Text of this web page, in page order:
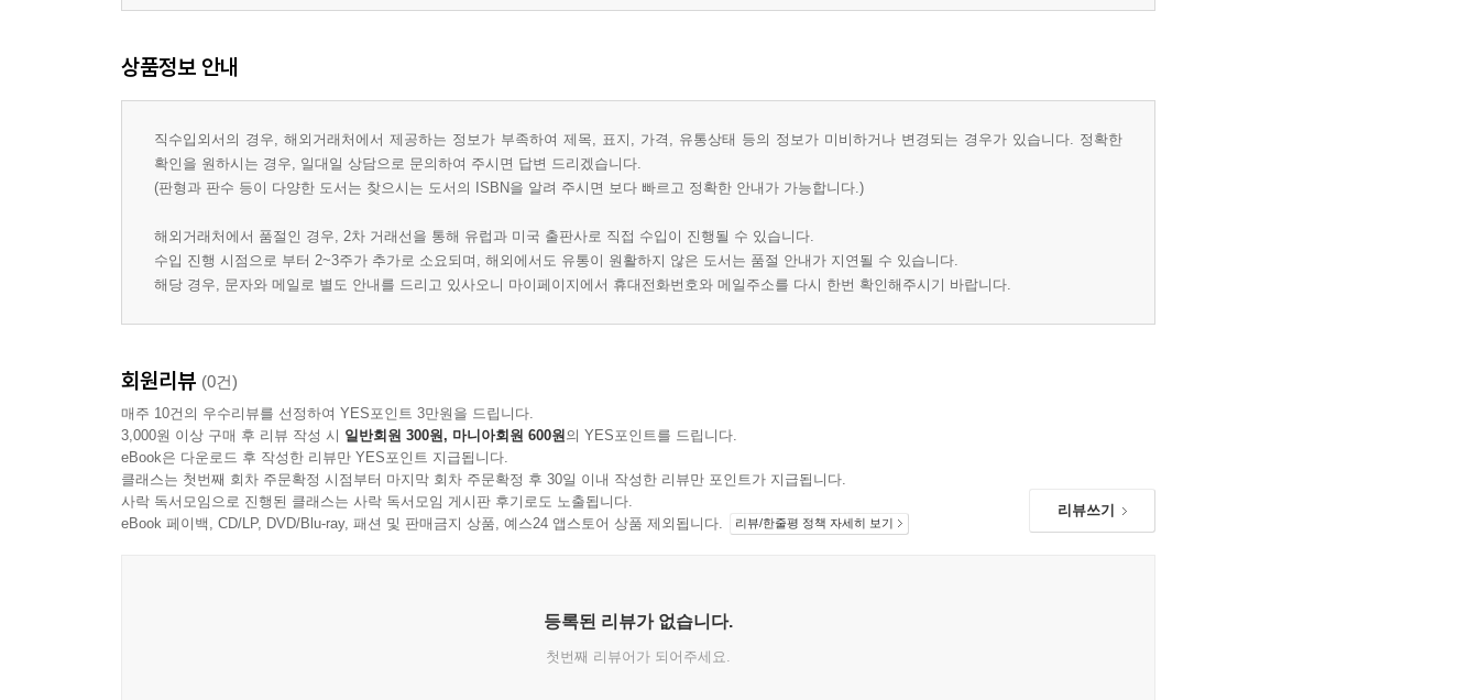
상품정보 안내
직수입외서의 경우, 해외거래처에서 제공하는 정보가 부족하여 제목, 표지, 가격, 유통상태 등의 정보가 미비하거나 변경되는 경우가 있습니다. 정확한
확인을 원하시는 경우, 일대일 상담으로 문의하여 주시면 답변 드리겠습니다.
(판형과 판수 등이 다양한 도서는 찾으시는 도서의 ISBN을 알려 주시면 보다 빠르고 정확한 안내가 가능합니다.)
해외거래처에서 품절인 경우, 2차 거래선을 통해 유럽과 미국 출판사로 직접 수입이 진행될 수 있습니다.
수입 진행 시점으로 부터 2~3주가 추가로 소요되며, 해외에서도 유통이 원활하지 않은 도서는 품절 안내가 지연될 수 있습니다.
해당 경우, 문자와 메일로 별도 안내를 드리고 있사오니 마이페이지에서 휴대전화번호와 메일주소를 다시 한번 확인해주시기 바랍니다.
회원리뷰 (0건)
매주 10건의 우수리뷰를 선정하여 YES포인트 3만원을 드립니다.
3,000원 이상 구매 후 리뷰 작성 시 일반회원 300원, 마니아회원 600원의 YES포인트를 드립니다.
eBook은 다운로드 후 작성한 리뷰만 YES포인트 지급됩니다.
클래스는 첫번째 회차 주문확정 시점부터 마지막 회차 주문확정 후 30일 이내 작성한 리뷰만 포인트가 지급됩니다.
사락 독서모임으로 진행된 클래스는 사락 독서모임 게시판 후기로도 노출됩니다.
eBook 페이백, CD/LP, DVD/Blu-ray, 패션 및 판매금지 상품, 예스24 앱스토어 상품 제외됩니다.
리뷰/한줄평 정책 자세히 보기
리뷰쓰기
등록된 리뷰가 없습니다.
첫번째 리뷰어가 되어주세요.